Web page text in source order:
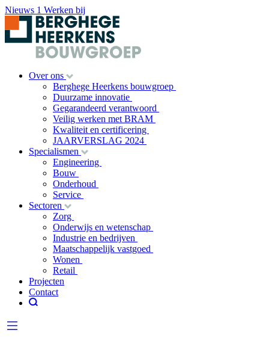
Nieuws 1 Werken bij
Over ons
Berghege Heerkens bouwgroep
Duurzame innovatie
Gegarandeerd verantwoord
Veilig werken met BRAM
Kwaliteit en certificering
JAARVERSLAG 2024
Specialismen
Engineering
Bouw
Onderhoud
Service
Sectoren
Zorg
Onderwijs en wetenschap
Industrie en bedrijven
Maatschappelijk vastgoed
Wonen
Retail
Projecten
Contact